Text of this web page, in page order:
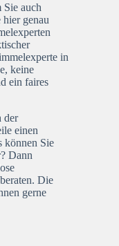
Sie auch
genau
in
keine
ein faires
der
einen
können Sie
Dann
Die
gerne